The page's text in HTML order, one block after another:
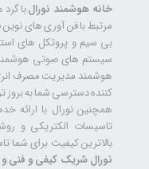
خانه هوشمند نورالبا
مرتبط با فن آوری های
بی سیم و پروتکل های
سیستم های صوتی
هوشمند مدیریت مصرف
کننده دسترسی شما به
تاسیسات الکتریکی و
بالاترین کیفیت برای شما
نورال شریک کیفی و فنی